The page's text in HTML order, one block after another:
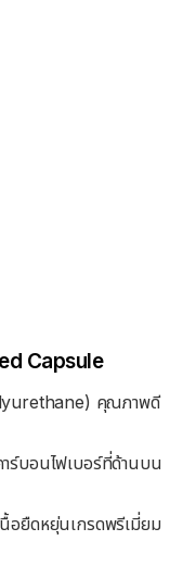
Capsule
คุณภาพดี
ร์บอนไฟเบอร์ที่ด้านบน
อยืดหยุ่นเกรดพรีเมี่ยม